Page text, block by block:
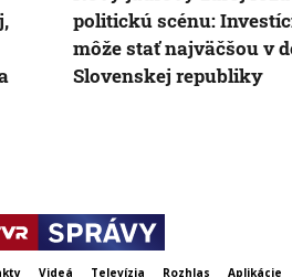
politickú scénu:
môže stať najväčšou v
Slovenskej republiky
Videá Televízia Rozhlas Aplikácie